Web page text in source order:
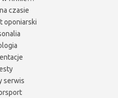
czasie
oponiarski
serwis